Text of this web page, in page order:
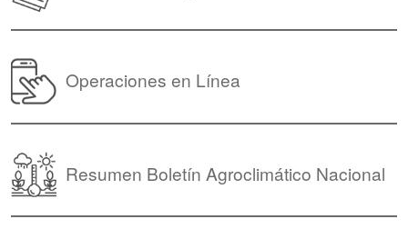
Operaciones en Línea
Resumen Boletín Agroclimático Nacional